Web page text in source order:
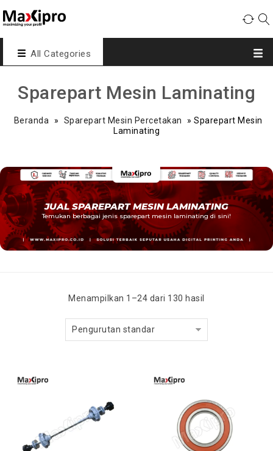
All Categories
Sparepart Mesin Laminating
Beranda » Sparepart Mesin Percetakan » Sparepart Mesin
Laminating
JUAL SPAREPART MESIN LAMINATING
Temukan berbagai jenis sparepart mesin laminating di sini!
Menampilkan 1–24 dari 130 hasil
Pengurutan standar